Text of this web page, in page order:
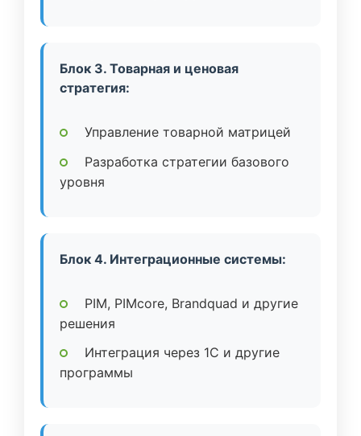
Блок 3. Товарная и ценовая
стратегия:
Управление товарной матрицей
Разработка стратегии базового
уровня
Блок 4. Интеграционные системы:
PIM, PIMcore, Brandquad и другие
решения
Интеграция через 1C и другие
программы